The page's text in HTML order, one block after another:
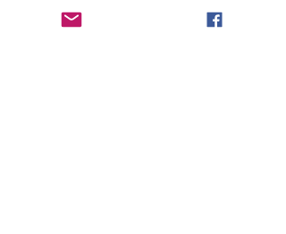
Création web : Aurélien Marie